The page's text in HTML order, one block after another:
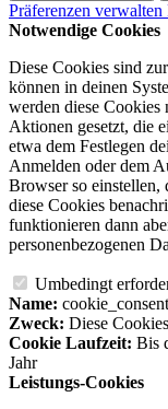
Präferenzen verwalten
Notwendige Cookies
Diese Cookies sind
können in deinen
werden diese Cookies
Aktionen gesetzt, die
etwa dem Festlegen
Anmelden oder dem
Browser so einstellen,
diese Cookies
funktionieren dann
personenbezogenen
Umbedingt
Name: cookie_consent
Zweck: Diese
Cookie Laufzeit: Bis
Jahr
Leistungs-Cookies